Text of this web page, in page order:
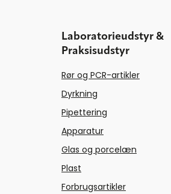
Laboratorieudstyr &
Praksisudstyr
Rør og PCR-artikler
Dyrkning
Pipettering
Apparatur
Glas og porcelæn
Plast
Forbrugsartikler